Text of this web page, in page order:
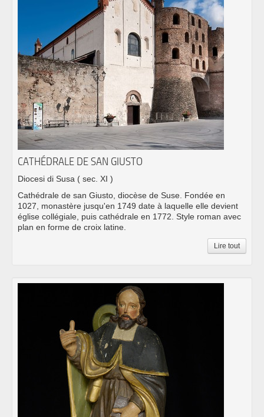
CATHÉDRALE DE SAN GIUSTO
Diocesi di Susa ( sec. XI )
Cathédrale de san Giusto, diocèse de Suse. Fondée en
1027, monastère jusqu'en 1749 date à laquelle elle devient
église collégiale, puis cathédrale en 1772. Style roman avec
plan en forme de croix latine.
Lire tout